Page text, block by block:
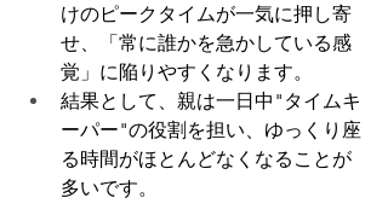
けのピークタイムが一気に押し寄
せ、「常に誰かを急かしている感
覚」に陥りやすくなります。
結果として、親は一日中"タイムキ
ーパー"の役割を担い、ゆっくり座
る時間がほとんどなくなることが
多いです。